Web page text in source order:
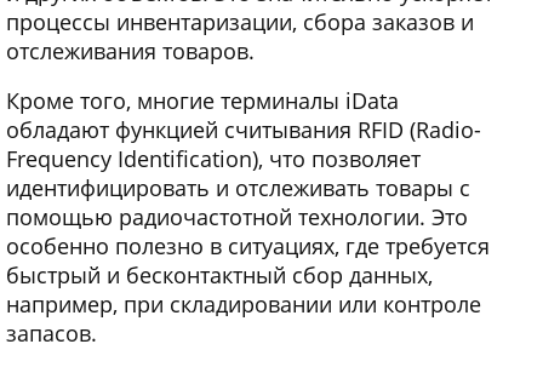
процессы инвентаризации, сбора заказов и
отслеживания товаров.
Кроме того, многие терминалы iData
обладают функцией считывания RFID (Radio-
Frequency Identification), что позволяет
идентифицировать и отслеживать товары с
помощью радиочастотной технологии. Это
особенно полезно в ситуациях, где требуется
быстрый и бесконтактный сбор данных,
например, при складировании или контроле
запасов.